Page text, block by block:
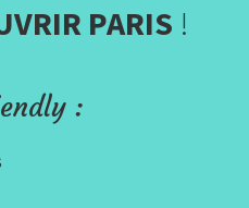
PARIS !
: